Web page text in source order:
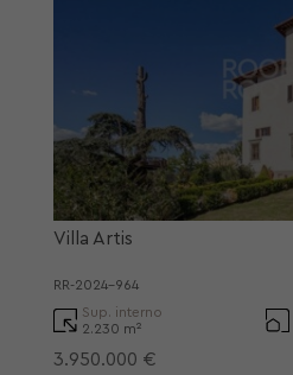
Villa Artis
RR-2024-964
Sup. interno
2.230 m²
3.950.000 €